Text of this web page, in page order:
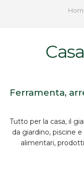
Ferramenta,
Tutto per la casa, il
da giardino, piscine
alimentari,